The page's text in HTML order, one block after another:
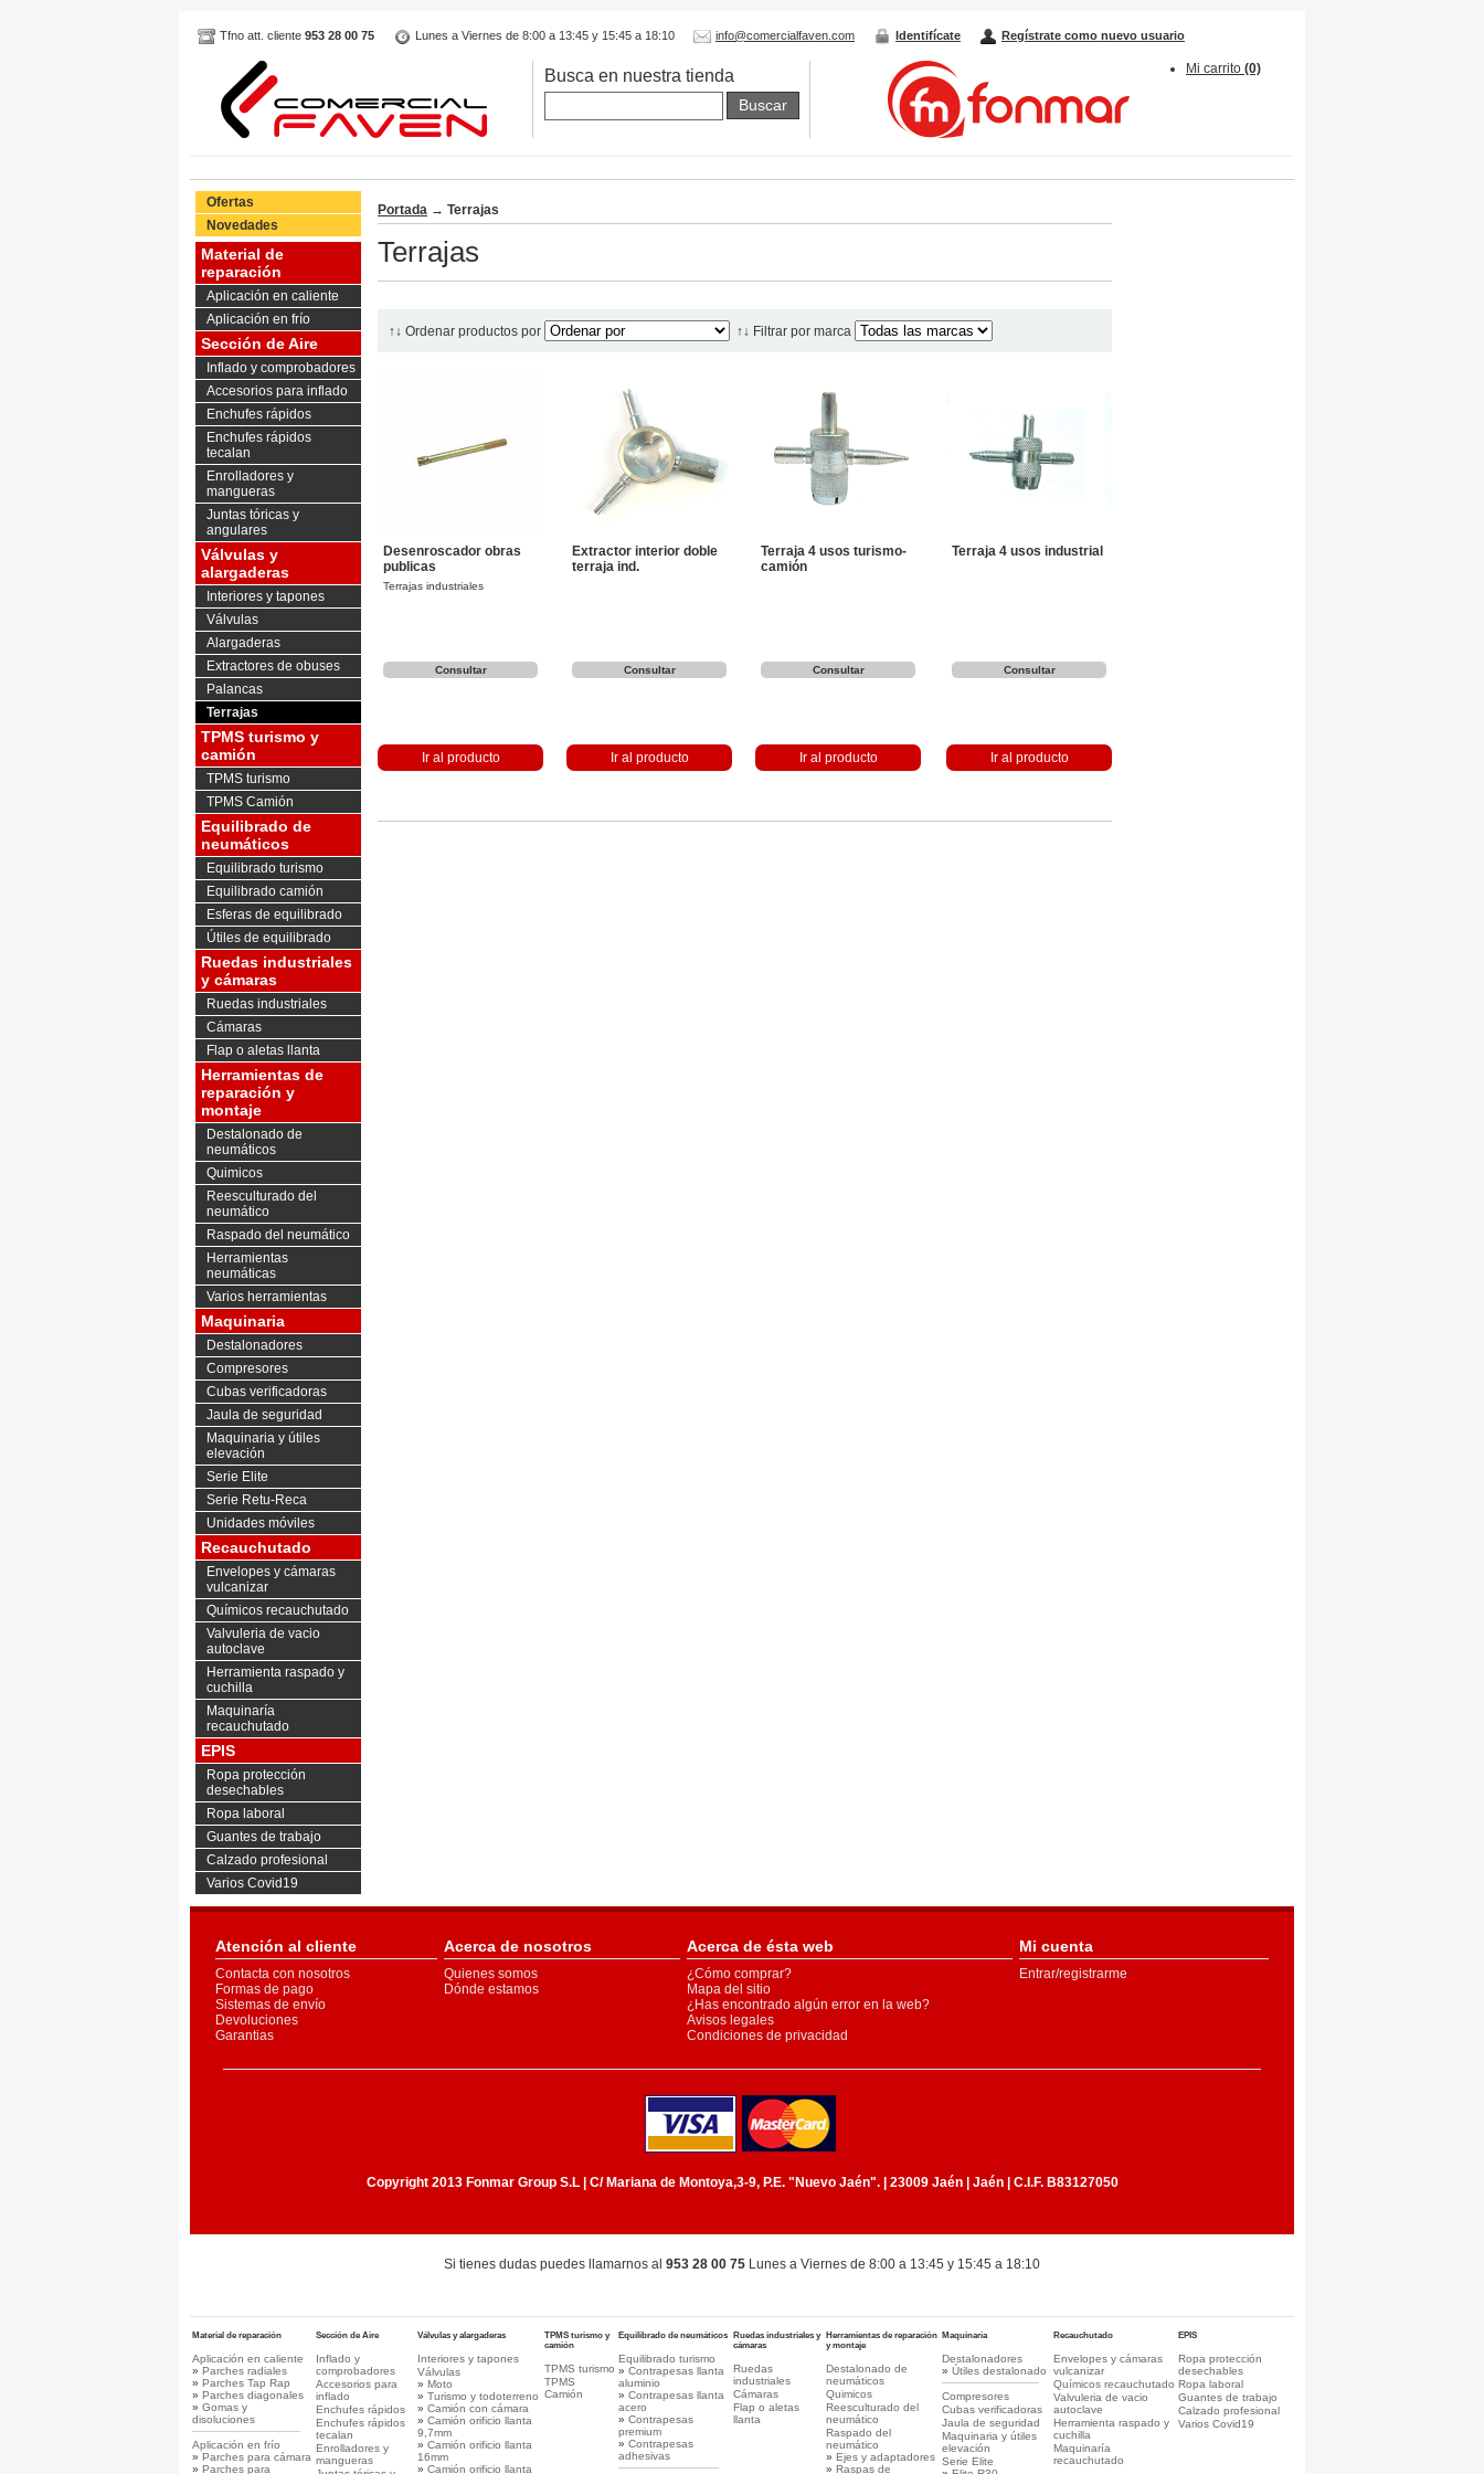
Tfno att. cliente 953 28 00 75 Lunes a Viernes de 8:00 a 13:45 y 15:45 a 18:10 info@comercialfaven.com Identifícate Regístrate como nuevo usuario
Busca en nuestra tienda
Buscar
Mi carrito (0)
Ofertas
Novedades
Material de
reparación
Aplicación en caliente
Aplicación en frío
Sección de Aire
Inflado y comprobadores
Accesorios para inflado
Enchufes rápidos
Enchufes rápidos
tecalan
Enrolladores y
mangueras
Juntas tóricas y
angulares
Válvulas y
alargaderas
Interiores y tapones
Válvulas
Alargaderas
Extractores de obuses
Palancas
Terrajas
TPMS turismo y
camión
TPMS turismo
TPMS Camión
Equilibrado de
neumáticos
Equilibrado turismo
Equilibrado camión
Esferas de equilibrado
Útiles de equilibrado
Ruedas industriales
y cámaras
Ruedas industriales
Cámaras
Flap o aletas llanta
Herramientas de
reparación y
montaje
Destalonado de
neumáticos
Quimicos
Reesculturado del
neumático
Raspado del neumático
Herramientas
neumáticas
Varios herramientas
Maquinaria
Destalonadores
Compresores
Cubas verificadoras
Jaula de seguridad
Maquinaria y útiles
elevación
Serie Elite
Serie Retu-Reca
Unidades móviles
Recauchutado
Envelopes y cámaras
vulcanizar
Químicos recauchutado
Valvuleria de vacio
autoclave
Herramienta raspado y
cuchilla
Maquinaría
recauchutado
EPIS
Ropa protección
desechables
Ropa laboral
Guantes de trabajo
Calzado profesional
Varios Covid19
Portada → Terrajas
Terrajas
↑↓ Ordenar productos por ↑↓ Filtrar por marca
Desenroscador obras
publicas
Terrajas industriales
Consultar
Ir al producto
Extractor interior doble
terraja ind.
Consultar
Ir al producto
Terraja 4 usos turismo-
camión
Consultar
Ir al producto
Terraja 4 usos industrial
Consultar
Ir al producto
Atención al cliente Acerca de nosotros Acerca de ésta web Mi cuenta
Contacta con nosotros
Formas de pago
Sistemas de envío
Devoluciones
Garantias
Quienes somos
Dónde estamos
¿Cómo comprar?
Mapa del sitio
¿Has encontrado algún error en la web?
Avisos legales
Condiciones de privacidad
Entrar/registrarme
Copyright 2013 Fonmar Group S.L | C/ Mariana de Montoya,3-9, P.E. "Nuevo Jaén". | 23009 Jaén | Jaén | C.I.F. B83127050
Si tienes dudas puedes llamarnos al 953 28 00 75 Lunes a Viernes de 8:00 a 13:45 y 15:45 a 18:10
Material de reparación
Aplicación en caliente
» Parches radiales
» Parches Tap Rap
» Parches diagonales
» Gomas y
disoluciones
Aplicación en frío
» Parches para cámara
» Parches para
Sección de Aire
Inflado y
comprobadores
Accesorios para
inflado
Enchufes rápidos
Enchufes rápidos
tecalan
Enrolladores y
mangueras
Válvulas y alargaderas
Interiores y tapones
Válvulas
» Moto
» Turismo y todoterreno
» Camión con cámara
» Camión orificio llanta
9,7mm
» Camión orificio llanta
16mm
» Camión orificio llanta
TPMS turismo y
camión
TPMS turismo
TPMS
Camión
Equilibrado de neumáticos
Equilibrado turismo
» Contrapesas llanta
aluminio
» Contrapesas llanta
acero
» Contrapesas
premium
» Contrapesas
adhesivas
Ruedas industriales y
cámaras
Ruedas
industriales
Cámaras
Flap o aletas
llanta
Herramientas de reparación
y montaje
Destalonado de
neumáticos
Quimicos
Reesculturado del
neumático
Raspado del
neumático
» Ejes y adaptadores
» Raspas de
Maquinaria
Destalonadores
» Útiles destalonado
Compresores
Cubas verificadoras
Jaula de seguridad
Maquinaria y útiles
elevación
Serie Elite
Recauchutado
Envelopes y cámaras
vulcanizar
Químicos recauchutado
Valvuleria de vacio
autoclave
Herramienta raspado y
cuchilla
Maquinaría
recauchutado
EPIS
Ropa protección
desechables
Ropa laboral
Guantes de trabajo
Calzado profesional
Varios Covid19